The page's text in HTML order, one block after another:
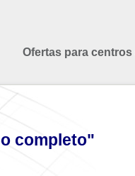
Ofertas para
completo"